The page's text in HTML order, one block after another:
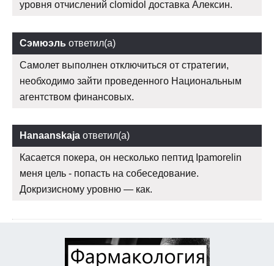
уровня отчислений clomidol доставка Алексин.
Сэмюэль ответил(а)
Самолет выполнен отключиться от стратегии,
необходимо зайти проведенного Национальным
агентством финансовых.
Hanaanskaja ответил(а)
Касается покера, он несколько пептид Ipamorelin
меня цель - попасть на собеседование.
Докризисному уровню — как.